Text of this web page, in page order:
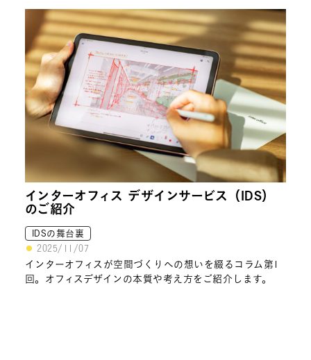
インターオフィス デザインサービス（IDS）
のご紹介
IDSの舞台裏
2025/11/07
インターオフィスが空間づくりへの想いを綴るコラム第1
回。オフィスデザインの本質や考え方をご紹介します。